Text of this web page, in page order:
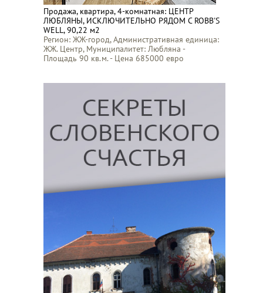
Продажа, квартира, 4-комнатная: ЦЕНТР
ЛЮБЛЯНЫ, ИСКЛЮЧИТЕЛЬНО РЯДОМ С ROBB'S
WELL, 90,22 м2
Регион: ЖЖ-город, Административная единица:
ЖЖ. Центр, Муниципалитет: Любляна -
Площадь 90 кв.м. - Цена 685000 евро